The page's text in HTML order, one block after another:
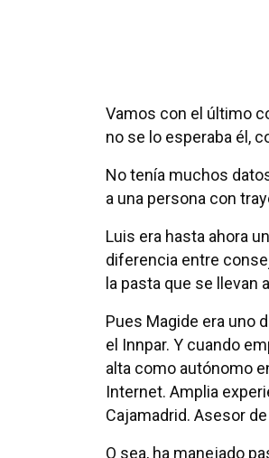
Vamos con el último
no se lo esperaba él,
No tenía muchos
a una persona con
Luis era hasta ahora
diferencia entre
la pasta que se llevan
Pues Magide era uno
el Innpar. Y cuando
alta como autónomo
Internet. Amplia
Cajamadrid. Asesor
O sea, ha manejado